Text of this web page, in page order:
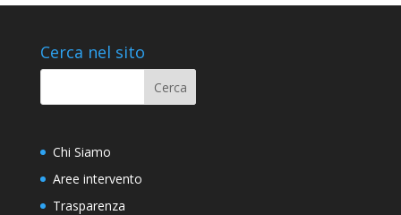
Cerca nel sito
Chi Siamo
Aree intervento
Trasparenza